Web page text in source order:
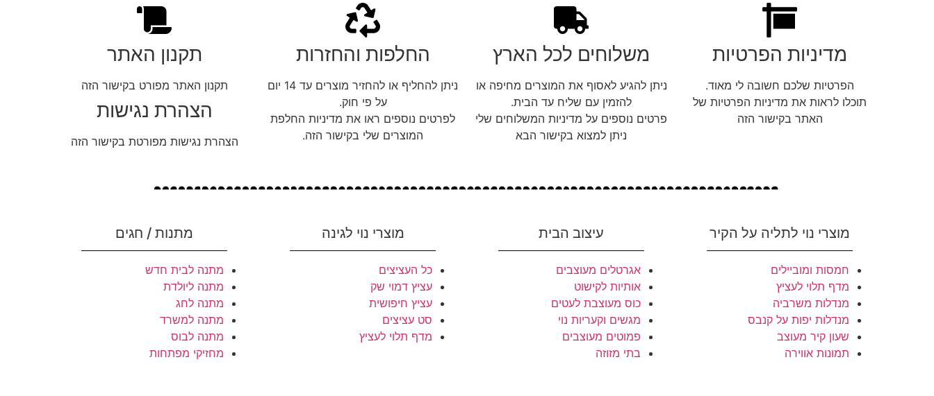
מדיניות הפרטיות
הפרטיות שלכם חשובה לי מאוד.
תוכלו לראות את מדיניות הפרטיות של
האתר בקישור הזה
משלוחים לכל הארץ
ניתן להגיע לאסוף את המוצרים מחיפה או
להזמין עם שליח עד הבית.
פרטים נוספים על מדיניות המשלוחים שלי
ניתן למצוא בקישור הבא
החלפות והחזרות
ניתן להחליף או להחזיר מוצרים עד 14 יום
על פי חוק.
לפרטים נוספים ראו את מדיניות החלפת
המוצרים שלי בקישור הזה.
תקנון האתר
תקנון האתר מפורט בקישור הזה
הצהרת נגישות
הצהרת נגישות מפורטת בקישור הזה
מוצרי נוי לתליה על הקיר
חמסות ומוביילים
מדף תלוי לעציץ
מנדלות משרביה
מנדלות יפות על קנבס
שעון קיר מעוצב
תמונות אווירה
עיצוב הבית
אגרטלים מעוצבים
אותיות לקישוט
כוס מעוצבת לעטים
מגשים וקעריות נוי
פמוטים מעוצבים
בתי מזוזה
מוצרי נוי לגינה
כל העציצים
עציץ דמוי שק
עציץ חיפושית
סט עציצים
מדף תלוי לעציץ
מתנות / חגים
מתנה לבית חדש
מתנה ליולדת
מתנה לחג
מתנה למשרד
מתנה לבוס
מחזיקי מפתחות